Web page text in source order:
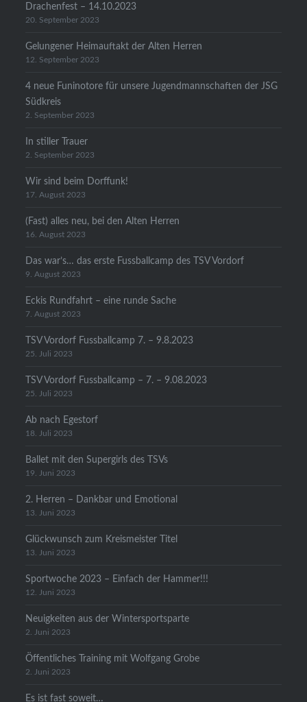
Drachenfest – 14.10.2023
20. September 2023
Gelungener Heimauftakt der Alten Herren
12. September 2023
4 neue Funinotore für unsere Jugendmannschaften der JSG
Südkreis
2. September 2023
In stiller Trauer
2. September 2023
Wir sind beim Dorffunk!
17. August 2023
(Fast) alles neu, bei den Alten Herren
16. August 2023
Das war’s… das erste Fussballcamp des TSV Vordorf
9. August 2023
Eckis Rundfahrt – eine runde Sache
7. August 2023
TSV Vordorf Fussballcamp 7. – 9.8.2023
25. Juli 2023
TSV Vordorf Fussballcamp – 7. – 9.08.2023
25. Juli 2023
Ab nach Egestorf
18. Juli 2023
Ballet mit den Supergirls des TSVs
19. Juni 2023
2. Herren – Dankbar und Emotional
13. Juni 2023
Glückwunsch zum Kreismeister Titel
13. Juni 2023
Sportwoche 2023 – Einfach der Hammer!!!
12. Juni 2023
Neuigkeiten aus der Wintersportsparte
2. Juni 2023
Öffentliches Training mit Wolfgang Grobe
2. Juni 2023
Es ist fast soweit…